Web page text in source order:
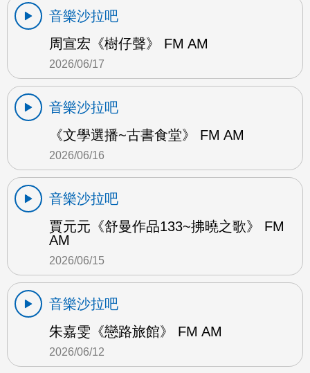
音樂沙拉吧
周宣宏《樹仔聲》 FM AM
2026/06/17
音樂沙拉吧
《文學選播~古書食堂》 FM AM
2026/06/16
音樂沙拉吧
賈元元《舒曼作品133~拂曉之歌》 FM
AM
2026/06/15
音樂沙拉吧
朱嘉雯《戀路旅館》 FM AM
2026/06/12